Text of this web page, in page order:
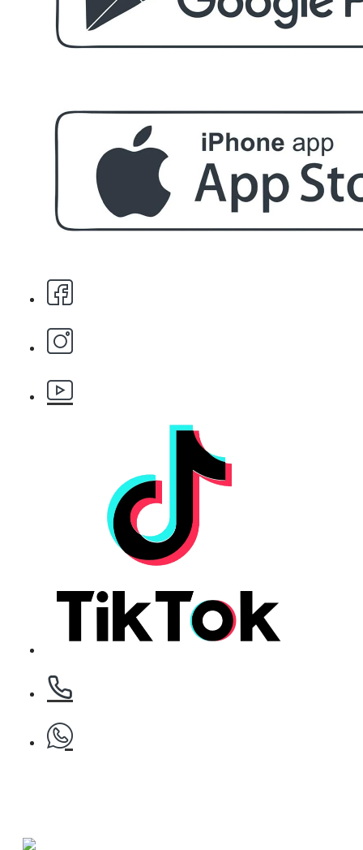
БЕЗПЛАТНО
За поръчка над € 40.00 (78.23 лв.)
Стипца 20 броя в кибрит
Клипс тип щъркел 1 брой
Клипс тип щъркел 1 брой